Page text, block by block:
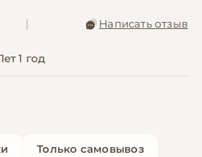
Написать отзыв
1 год
Только самовывоз